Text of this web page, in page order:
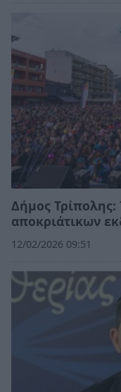
Δήμος
αποκριάτικων
12/02/2026 09:51